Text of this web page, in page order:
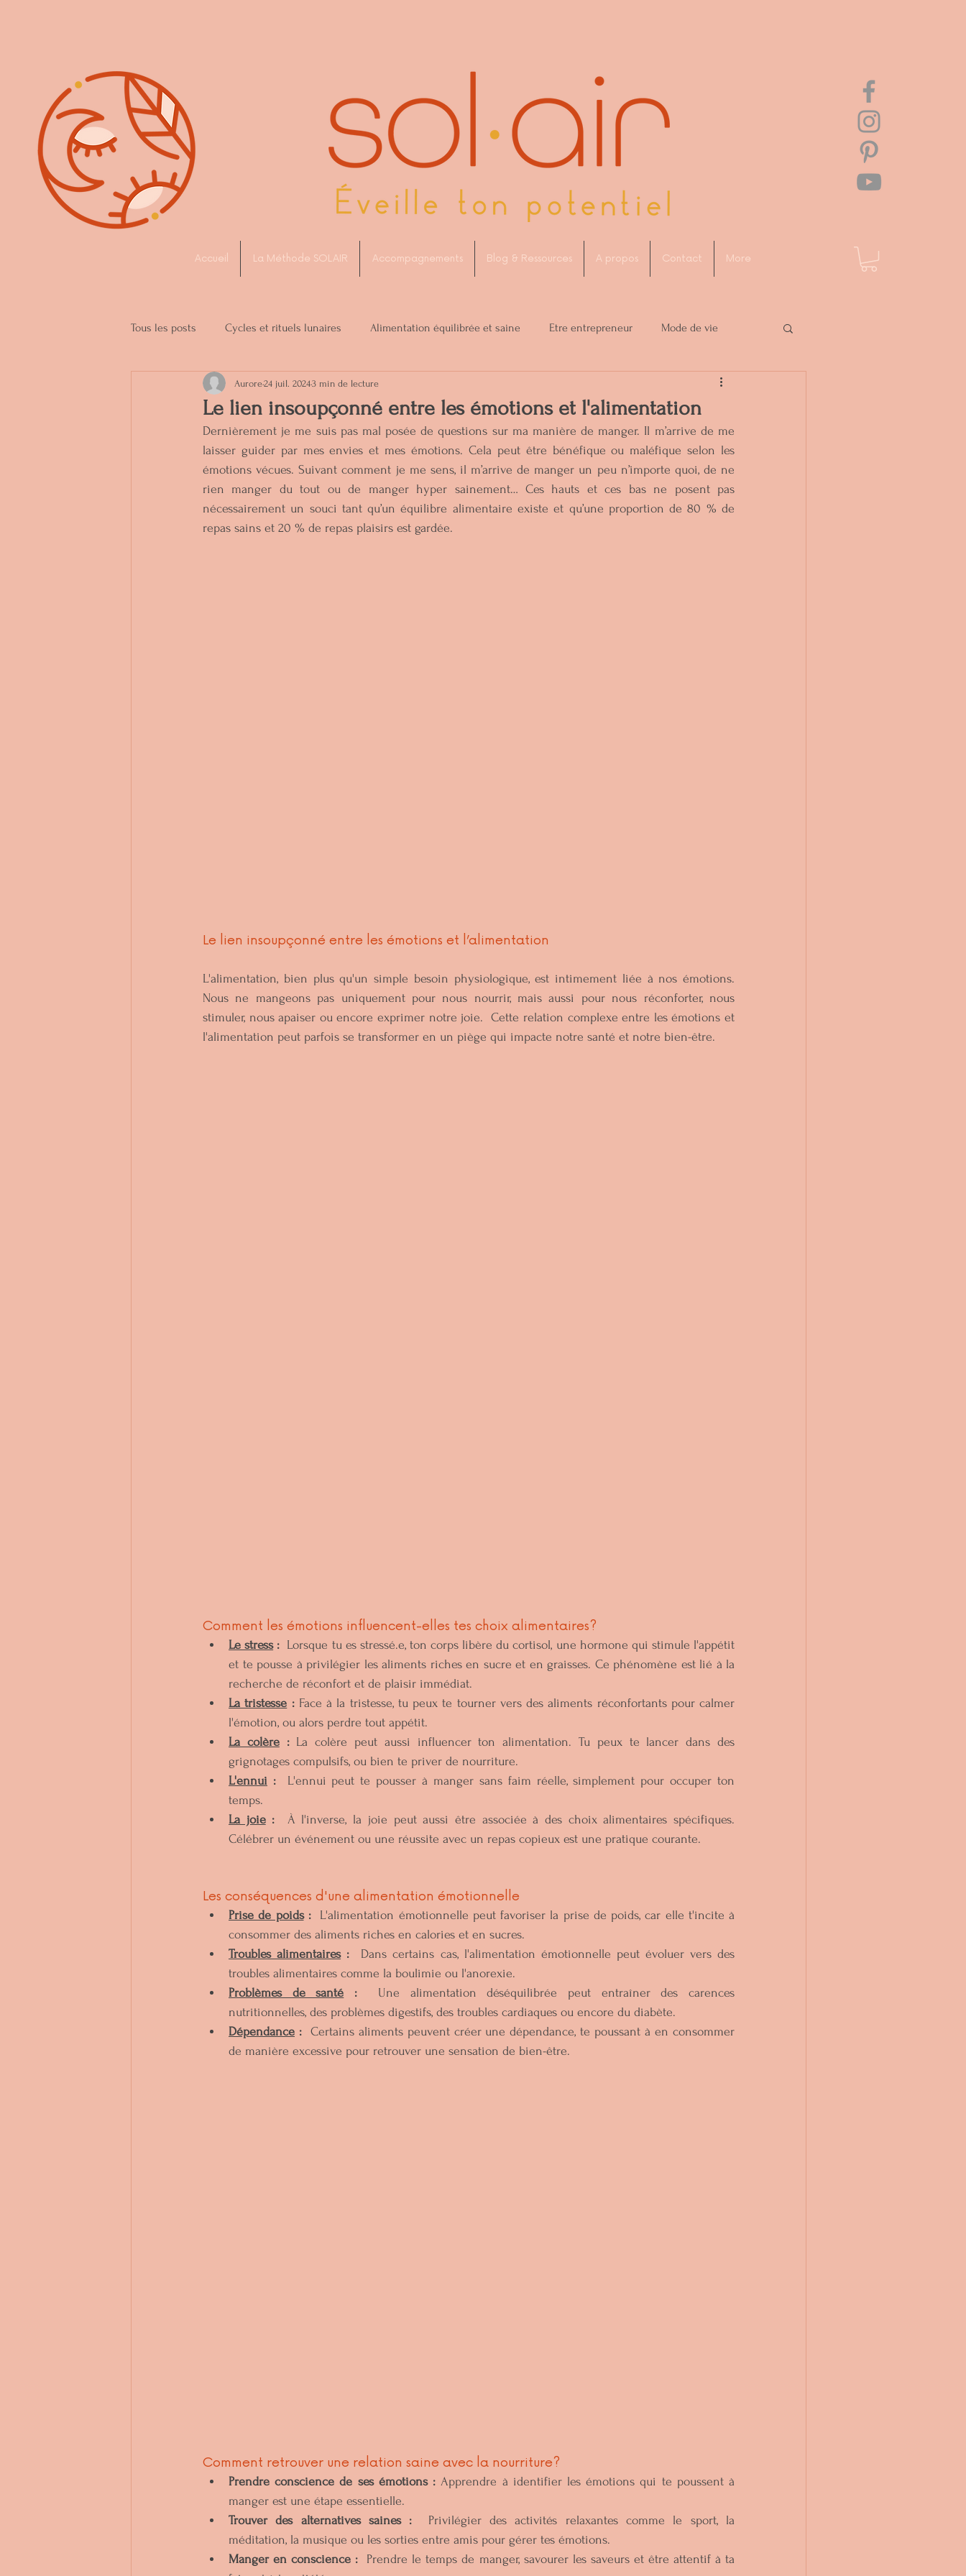
Accueil La Méthode SOLAIR Accompagnements Blog & Ressources A propos Contact More
Tous les posts Cycles et rituels lunaires Alimentation équilibrée et saine Etre entrepreneur Mode de vie
Produits naturels Soins de beauté Cycle menstruel
Le lien insoupçonné entre les émotions et l'alimentation
Aurore24 juil. 20243 min de lecture
Dernièrement je me suis pas mal posée de questions sur ma manière de manger. Il m’arrive de me
laisser guider par mes envies et mes émotions. Cela peut être bénéfique ou maléfique selon les
émotions vécues. Suivant comment je me sens, il m’arrive de manger un peu n’importe quoi, de ne
rien manger du tout ou de manger hyper sainement… Ces hauts et ces bas ne posent pas
nécessairement un souci tant qu’un équilibre alimentaire existe et qu’une proportion de 80 % de
repas sains et 20 % de repas plaisirs est gardée.
Le lien insoupçonné entre les émotions et l’alimentation
L'alimentation, bien plus qu'un simple besoin physiologique, est intimement liée à nos émotions.
Nous ne mangeons pas uniquement pour nous nourrir, mais aussi pour nous réconforter, nous
stimuler, nous apaiser ou encore exprimer notre joie.  Cette relation complexe entre les émotions et
l'alimentation peut parfois se transformer en un piège qui impacte notre santé et notre bien-être.
Comment les émotions influencent-elles tes choix alimentaires?
Le stress : Lorsque tu es stressé.e, ton corps libère du cortisol, une hormone qui stimule l'appétit
et te pousse à privilégier les aliments riches en sucre et en graisses. Ce phénomène est lié à la
recherche de réconfort et de plaisir immédiat.
La tristesse : Face à la tristesse, tu peux te tourner vers des aliments réconfortants pour calmer
l'émotion, ou alors perdre tout appétit.
La colère : La colère peut aussi influencer ton alimentation. Tu peux te lancer dans des
grignotages compulsifs, ou bien te priver de nourriture.
L'ennui : L'ennui peut te pousser à manger sans faim réelle, simplement pour occuper ton
temps.
La joie : À l'inverse, la joie peut aussi être associée à des choix alimentaires spécifiques.
Célébrer un événement ou une réussite avec un repas copieux est une pratique courante.
Les conséquences d'une alimentation émotionnelle
Prise de poids : L'alimentation émotionnelle peut favoriser la prise de poids, car elle t'incite à
consommer des aliments riches en calories et en sucres.
Troubles alimentaires : Dans certains cas, l'alimentation émotionnelle peut évoluer vers des
troubles alimentaires comme la boulimie ou l'anorexie.
Problèmes de santé : Une alimentation déséquilibrée peut entraîner des carences
nutritionnelles, des problèmes digestifs, des troubles cardiaques ou encore du diabète.
Dépendance : Certains aliments peuvent créer une dépendance, te poussant à en consommer
de manière excessive pour retrouver une sensation de bien-être.
Comment retrouver une relation saine avec la nourriture?
Prendre conscience de ses émotions : Apprendre à identifier les émotions qui te poussent à
manger est une étape essentielle.
Trouver des alternatives saines : Privilégier des activités relaxantes comme le sport, la
méditation, la musique ou les sorties entre amis pour gérer tes émotions.
Manger en conscience : Prendre le temps de manger, savourer les saveurs et être attentif à ta